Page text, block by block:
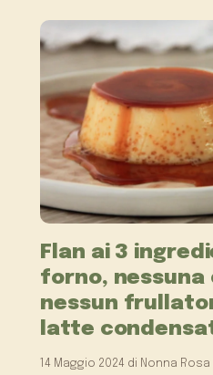
Flan ai 3
forno,
nessun
latte
14 Maggio 2024 di Nonna Rosa